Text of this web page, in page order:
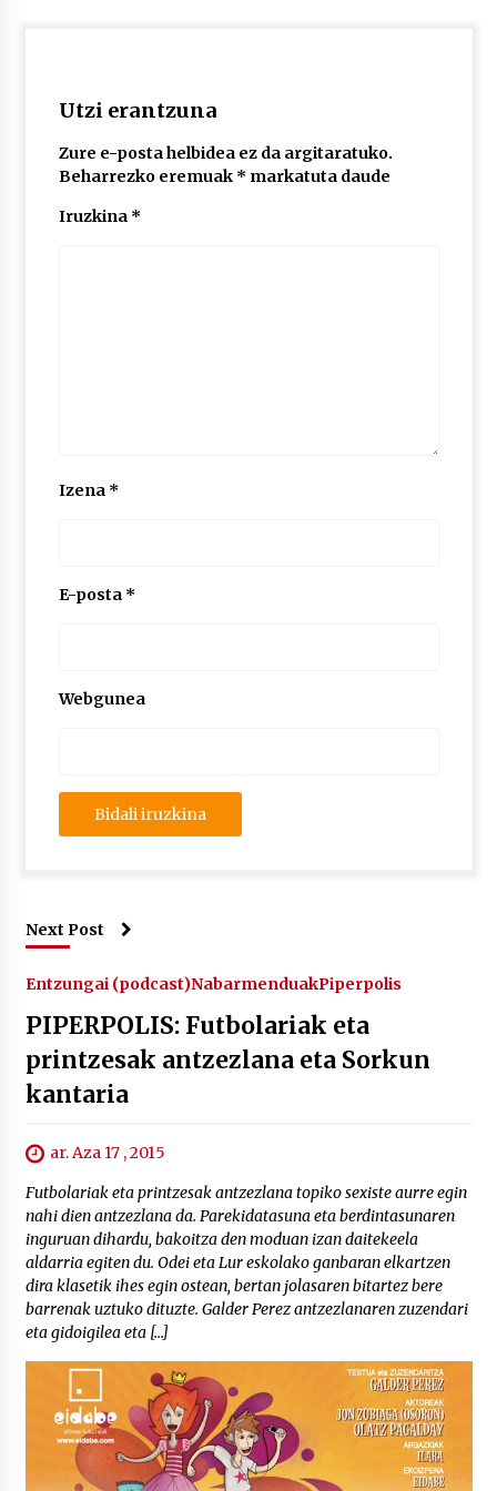
2026/07/02
Utzi erantzuna
Zure e-posta helbidea ez da argitaratuko.
Beharrezko eremuak * markatuta daude
Iruzkina *
Izena *
E-posta *
Webgunea
Next Post
Entzungai (podcast)NabarmenduakPiperpolis
PIPERPOLIS: Futbolariak eta
printzesak antzezlana eta Sorkun
kantaria
ar. Aza 17 , 2015
Futbolariak eta printzesak antzezlana topiko sexiste aurre egin
nahi dien antzezlana da. Parekidatasuna eta berdintasunaren
inguruan dihardu, bakoitza den moduan izan daitekeela
aldarria egiten du. Odei eta Lur eskolako ganbaran elkartzen
dira klasetik ihes egin ostean, bertan jolasaren bitartez bere
barrenak uztuko dituzte. Galder Perez antzezlanaren zuzendari
eta gidoigilea eta […]